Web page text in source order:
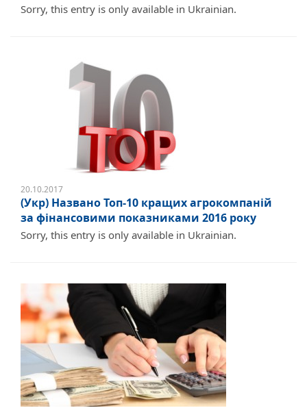
Sorry, this entry is only available in Ukrainian.
20.10.2017
(Укр) Названо Топ-10 кращих агрокомпаній
за фінансовими показниками 2016 року
Sorry, this entry is only available in Ukrainian.